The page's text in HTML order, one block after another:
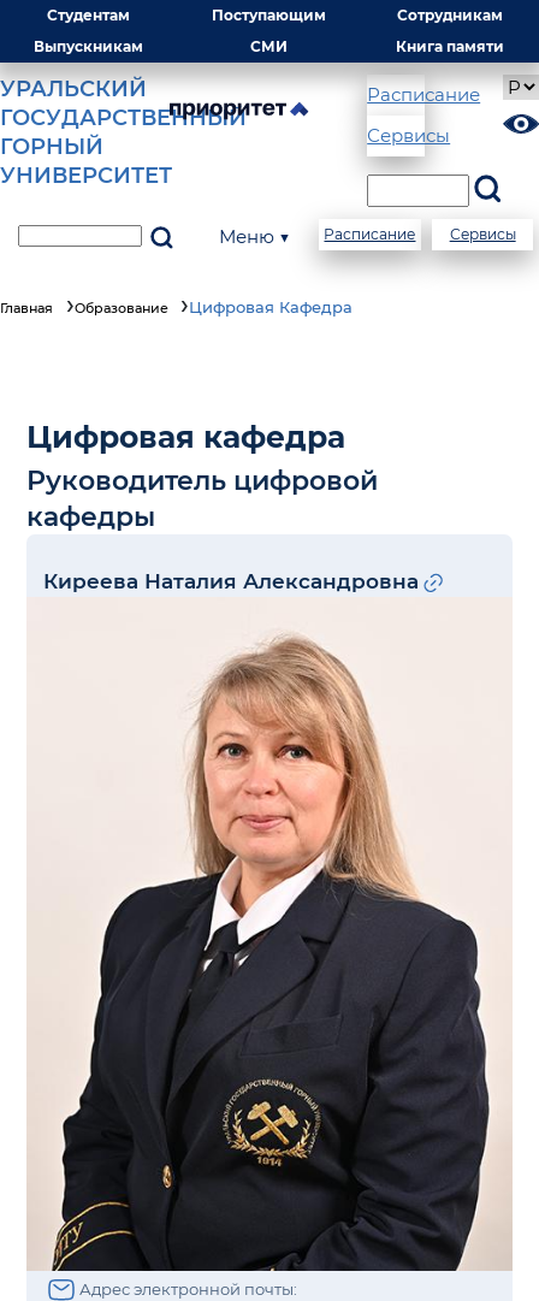
Студентам Поступающим
Сотрудникам
Выпускникам
СМИ Книга памяти
УРАЛЬСКИЙ
ГОСУДАРСТВЕННЫЙ
ГОРНЫЙ
УНИВЕРСИТЕТ
Расписание
Сервисы
Меню ▼ Расписание Сервисы
Главная Образование Цифровая Кафедра
Цифровая кафедра
Руководитель цифровой
кафедры
Киреева Наталия Александровна
Адрес электронной почты: